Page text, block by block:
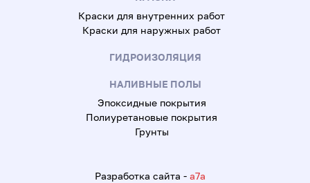
Краски для внутренних работ
Краски для наружных работ
ГИДРОИЗОЛЯЦИЯ
НАЛИВНЫЕ ПОЛЫ
Эпоксидные покрытия
Полиуретановые покрытия
Грунты
Разработка сайта - a7a